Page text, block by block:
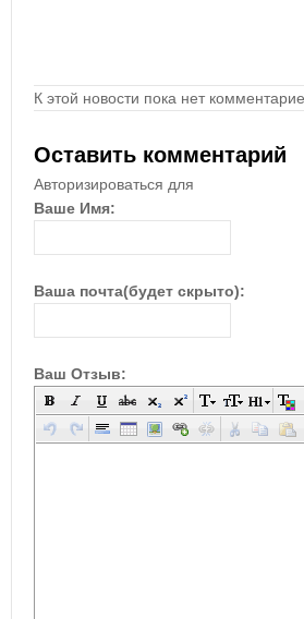
К этой новости пока нет
Оставить комментарий
Авторизироваться для
Ваше Имя:
Ваша почта(будет скрыто):
Ваш Отзыв: